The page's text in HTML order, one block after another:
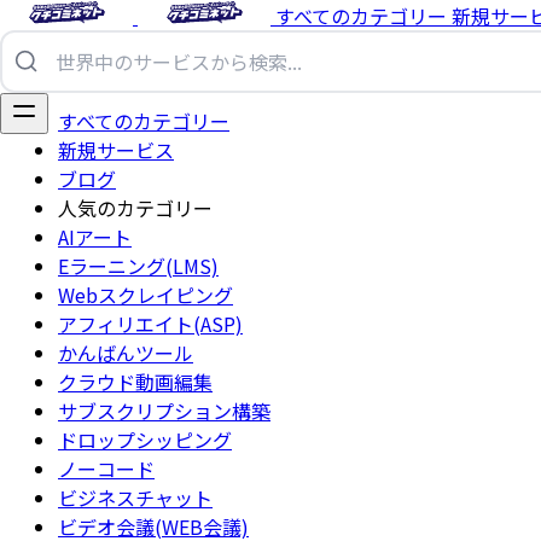
すべてのカテゴリー 新規サー
すべてのカテゴリー
新規サービス
ブログ
人気のカテゴリー
AIアート
Eラーニング(LMS)
Webスクレイピング
アフィリエイト(ASP)
かんばんツール
クラウド動画編集
サブスクリプション構築
ドロップシッピング
ノーコード
ビジネスチャット
ビデオ会議(WEB会議)